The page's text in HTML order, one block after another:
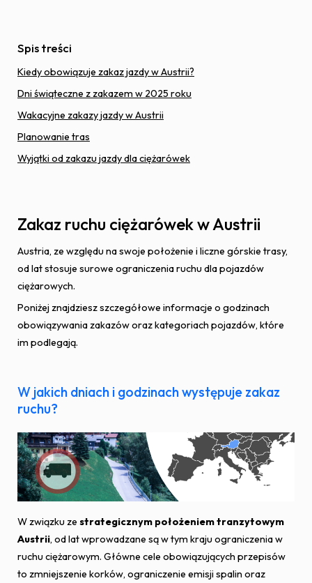
Spis treści
Kiedy obowiązuje zakaz jazdy w Austrii?
Dni świąteczne z zakazem w 2025 roku
Wakacyjne zakazy jazdy w Austrii
Planowanie tras
Wyjątki od zakazu jazdy dla ciężarówek
Zakaz ruchu ciężarówek w Austrii
Austria, ze względu na swoje położenie i liczne górskie trasy,
od lat stosuje surowe ograniczenia ruchu dla pojazdów
ciężarowych.
Poniżej znajdziesz szczegółowe informacje o godzinach
obowiązywania zakazów oraz kategoriach pojazdów, które
im podlegają.
W jakich dniach i godzinach występuje zakaz
ruchu?
W związku ze strategicznym położeniem tranzytowym
Austrii, od lat wprowadzane są w tym kraju ograniczenia w
ruchu ciężarowym. Główne cele obowiązujących przepisów
to zmniejszenie korków, ograniczenie emisji spalin oraz